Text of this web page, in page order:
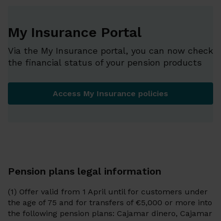
My Insurance Portal
Via the My Insurance portal, you can now check
the financial status of your pension products
Access My Insurance policies
My Insurance Portal
Pension plans legal information
(1) Offer valid from 1 April until for customers under
the age of 75 and for transfers of €5,000 or more into
the following pension plans: Cajamar dinero, Cajamar